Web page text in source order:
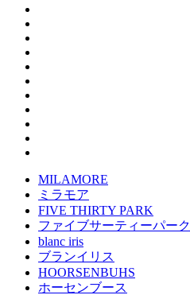
MILAMORE
ミラモア
FIVE THIRTY PARK
ファイブサーティーパーク
blanc iris
ブランイリス
HOORSENBUHS
ホーセンブース